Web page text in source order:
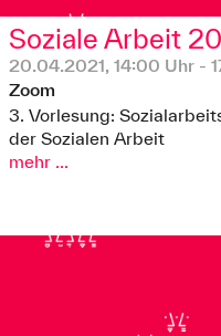
Soziale Arbeit
20.04.2021, 14:00 Uhr -
Zoom
3. Vorlesung:
der Sozialen Arbeit
mehr ...